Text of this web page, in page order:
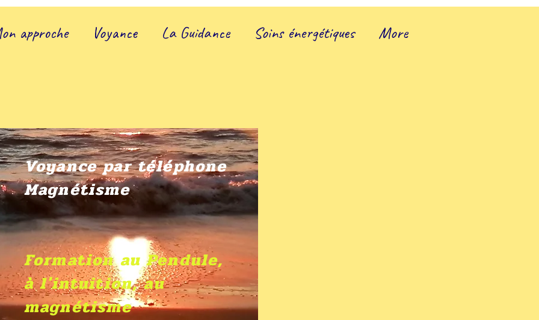
approche Voyance La Guidance Soins énergétiques More
Voyance par téléphone
Magnétisme
Formation au Pendule,
à l'intuition, au
magnétisme